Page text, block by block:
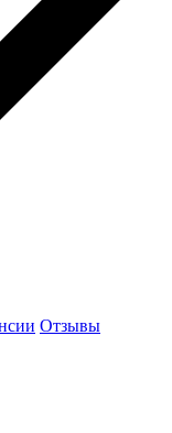
Отзывы